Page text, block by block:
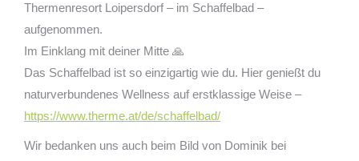
Thermenresort Loipersdorf – im Schaffelbad –
aufgenommen.
Im Einklang mit deiner Mitte 🙏
Das Schaffelbad ist so einzigartig wie du. Hier genießt du
naturverbundenes Wellness auf erstklassige Weise –
https://www.therme.at/de/schaffelbad/
Wir bedanken uns auch beim Bild von Dominik bei